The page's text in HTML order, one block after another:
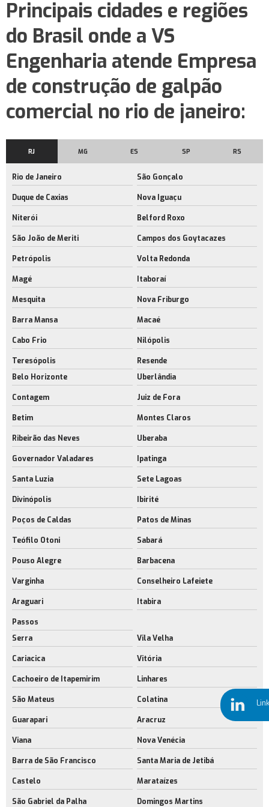
Construtora de galpão comercial
Locação de galpão de armazenamento no rj
Aluguel de barracão
Aluguel galpão logístico
Galpão logístico
Galpão logístico rio de janeiro
Locação de barracão
Aluguel de área de armazenagem no rj
Aluguel de barracão com docas
Empresa de aluguel de barracão com docas
Aluguel de barracão com docas no rio de janeiro
Aluguel de barracão rj
Aluguel de barracão no rio de janeiro
Aluguel de espaço industrial
Aluguel de espaço industrial no rj
Aluguel de espaço para estoque rj
Aluguel de espaço para fabricação rj
Aluguel de galpão com docas no rj
Locação de galpão com docas
Aluguel de galpão para indústria
Aluguel de galpão próximo ao aeroporto rj
Empresa de aluguel de galpão próximo ao aeroporto rj
Aluguel de galpão sustentável
Empresa de aluguel de galpão sustentável
Aluguel de galpões cross docking
Aluguel de galpões cross docking no rio de janeiro
Locação de galpões cross docking
Aluguel de galpões modulares
área industrial para alugar rj
Barracões industriais rio de janeiro
Locação de barracões industriais
Construção de galpão com sustentabilidade rj
Principais cidades e regiões
do Brasil onde a VS
Engenharia atende Empresa
de construção de galpão
comercial no rio de janeiro:
RJ MG ES SP RS
Rio de Janeiro São Gonçalo
Duque de Caxias Nova Iguaçu
Niterói Belford Roxo
São João de Meriti Campos dos Goytacazes
Petrópolis Volta Redonda
Magé Itaboraí
Mesquita Nova Friburgo
Barra Mansa Macaé
Cabo Frio Nilópolis
Teresópolis
Resende
Belo Horizonte
Uberlândia
Contagem Juiz de Fora
Betim Montes Claros
Ribeirão das Neves Uberaba
Governador Valadares Ipatinga
Santa Luzia Sete Lagoas
Divinópolis Ibirité
Poços de Caldas Patos de Minas
Teófilo Otoni Sabará
Pouso Alegre Barbacena
Varginha Conselheiro Lafeiete
Araguari Itabira
Passos
Serra
Vila Velha
Cariacica Vitória
Cachoeiro de Itapemirim Linhares
São Mateus Colatina
Guarapari Aracruz
Viana Nova Venécia
Barra de São Francisco Santa Maria de Jetibá
Castelo Marataízes
São Gabriel da Palha Domingos Martins